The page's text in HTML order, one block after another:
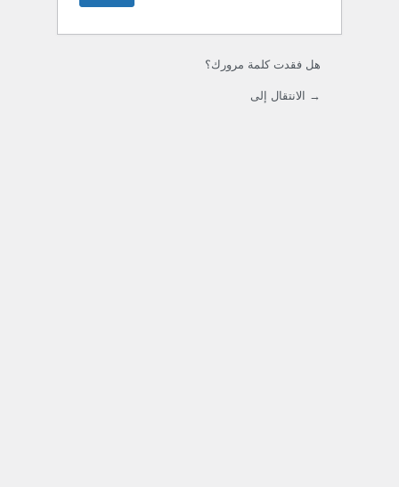
هل فقدت كلمة مرورك؟
→ الانتقال إلى